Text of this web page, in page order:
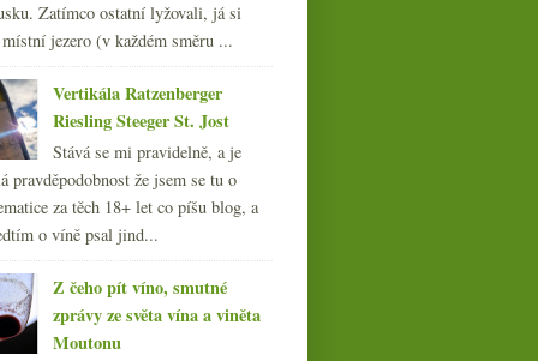
Zatímco ostatní lyžovali, já si
jezero (v každém směru ...
Vertikála Ratzenberger
Riesling Steeger St. Jost
Stává se mi pravidelně, a je
pravděpodobnost že jsem se tu o
za těch 18+ let co píšu blog, a
o víně psal jind...
Z čeho pít víno, smutné
zprávy ze světa vína a viněta
Moutonu